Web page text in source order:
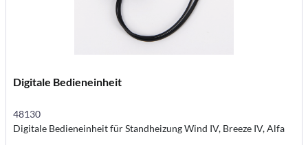
Digitale Bedieneinheit
48130
Digitale Bedieneinheit für Standheizung Wind IV, Breeze IV, Alfa